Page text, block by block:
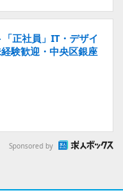
正社員」IT・デザイ
験歓迎・中央区銀座
Sponsored by